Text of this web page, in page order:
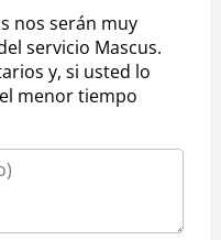
nos serán muy
servicio Mascus.
y, si usted lo
menor tiempo